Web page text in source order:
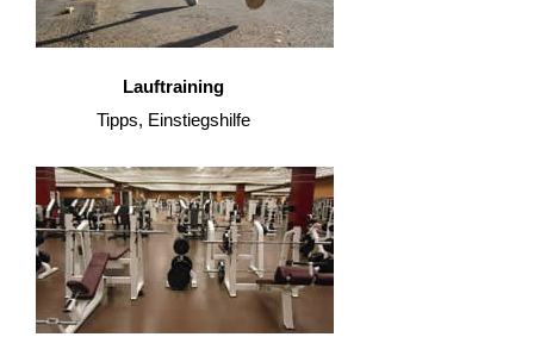
Lauftraining
Tipps, Einstiegshilfe